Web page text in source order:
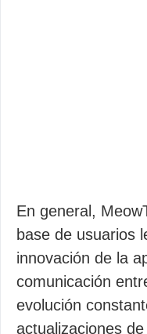
En general,
base de usuarios
innovación de la
comunicación
evolución
actualizaciones